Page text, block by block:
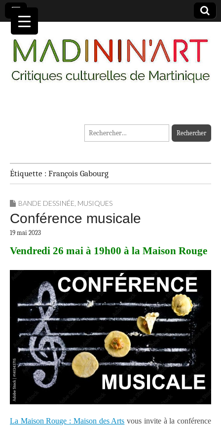
MADININ'ART
Rechercher :
Étiquette : François Gabourg
BANDE DESSINÉE, MUSIQUES
Conférence musicale
19 mai 2023
Vendredi 26 mai à 19h00 à la Maison Rouge
La Maison Rouge : Maison des Arts vous invite à la conférence